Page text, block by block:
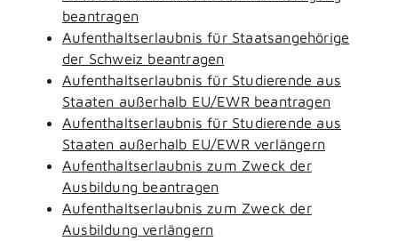
beantragen
Aufenthaltserlaubnis für Staatsangehörige
der Schweiz beantragen
Aufenthaltserlaubnis für Studierende aus
Staaten außerhalb EU/EWR beantragen
Aufenthaltserlaubnis für Studierende aus
Staaten außerhalb EU/EWR verlängern
Aufenthaltserlaubnis zum Zweck der
Ausbildung beantragen
Aufenthaltserlaubnis zum Zweck der
Ausbildung verlängern